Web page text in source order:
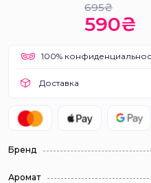
695₴
590₴
100%
Доставка
Бренд
Аромат